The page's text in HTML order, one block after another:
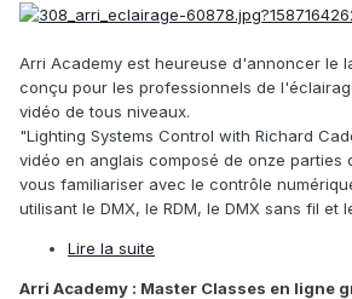
Arri Academy est heureuse d'annoncer le
conçu pour les professionnels de
vidéo de tous niveaux.
"Lighting Systems Control with Richard
vidéo en anglais composé de onze parties
vous familiariser avec le contrôle
utilisant le DMX, le RDM, le DMX sans fil et
Lire la suite
Arri Academy : Master Classes en ligne